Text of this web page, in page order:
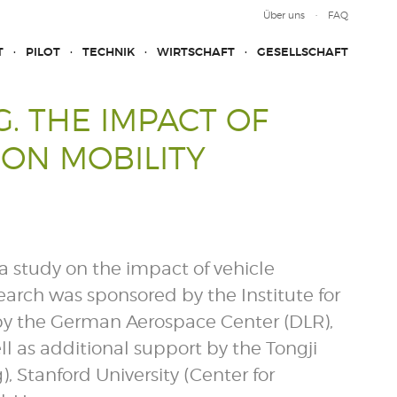
Über uns FAQ
PILOT TECHNIK WIRTSCHAFT GESELLSCHAFT
THE IMPACT OF
MOBILITY
study on the impact of vehicle
was sponsored by the Institute for
German Aerospace Center (DLR),
as additional support by the Tongji
Stanford University (Center for